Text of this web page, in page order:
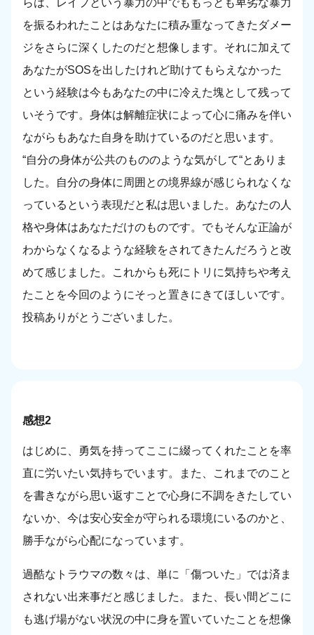
らは、レイプという暴力の中でももっとも卑劣な暴力
を振るわれたことはあなたに積み重なってきたダメー
ジをさらに深くしたのだと想像します。それに加えて
あなたがSOSを出したけれど助けてもらえなかった
という経験は今もあなたの中に冷えた塊として残って
いそうです。身体は解離症状によって心に痛みを伴い
ながらもあなた自身を助けているのだと思います。
“自分の身体が公共のもののような気がして“とありま
した。自分の身体に周囲との境界線が感じられなくな
っているという表現だと私は思いました。あなたの人
格や身体はあなただけのものです。でもそんな正論が
わからなくなるような経験をされてきたんだろうと改
めて感じました。これからも死にトリに気持ちや考え
たことを今回のようにそっと置きにきてほしいです。
投稿ありがとうございました。
感想2
はじめに、勇気を持ってここに綴ってくれたことを率
直に労いたい気持ちでいます。また、これまでのこと
を書きながら思い返すことで心身に不調をきたしてい
ないか、今は安心安全が守られる環境にいるのかと、
勝手ながら心配になっています。
過酷なトラウマの数々は、単に「傷ついた」では済ま
されない出来事だと感じました。また、長い間どこに
も逃げ場がない状況の中に身を置いていたことを想像